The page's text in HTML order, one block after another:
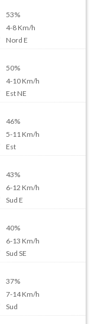
53%
4-8Km/h
Nord E
50%
4-10Km/h
Est NE
46%
5-11 Km/h
Est
43%
6-12 Km/h
Sud E
40%
6-13 Km/h
Sud SE
37%
7-14Km/h
Sud